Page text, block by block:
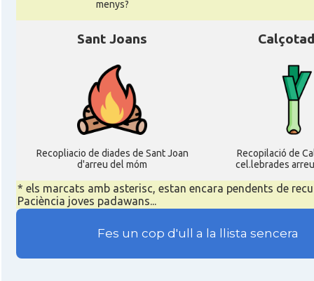
menys?
Sant Joans
Recopliacio de diades de Sant Joan
d'arreu del móm
Recopilació de
cel.lebrades
* els marcats amb asterisc, estan encara pendents de
Paciència joves padawans...
Fes un cop d'ull a la llista sencera